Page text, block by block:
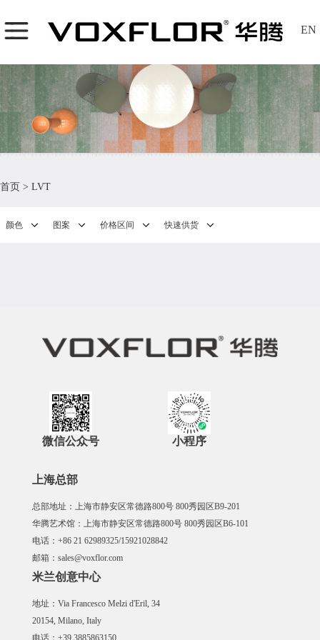
EN
首页 > LVT
颜色 图案 价格区间 快速供货
微信公众号 小程序
上海总部
总部地址：上海市静安区常德路800号 800秀园区B9-201
华腾艺术馆：上海市静安区常德路800号 800秀园区B6-101
电话：+86 21 62989325/15921028842
邮箱：sales@voxflor.com
米兰创意中心
地址：Via Francesco Melzi d'Eril, 34
20154, Milano, Italy
电话：+39 3885863150